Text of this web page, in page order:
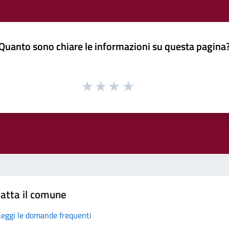
sono chiare le informazioni su questa
il comune
le domande frequenti